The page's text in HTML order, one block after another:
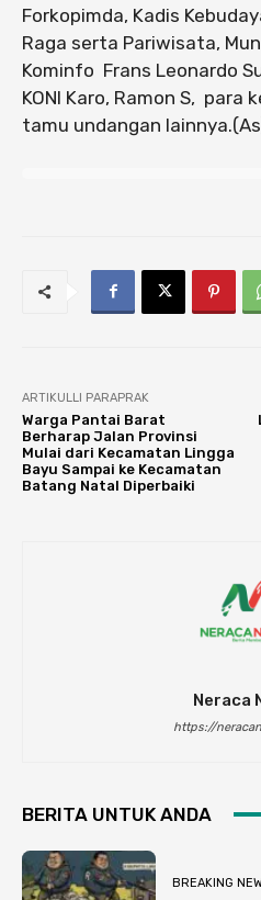
Forkopimda, Kadis
Raga serta Pariwisata,
Kominfo Frans Leonardo
KONI Karo, Ramon S, para
tamu undangan
ARTIKULLI PARAPRAK
Warga Pantai Barat
Berharap Jalan Provinsi
Mulai dari Kecamatan Lingga
Bayu Sampai ke Kecamatan
Batang Natal Diperbaiki
Neraca
https://
BERITA UNTUK ANDA
BREAKING